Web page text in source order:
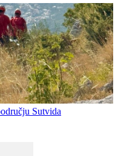
Sutvida